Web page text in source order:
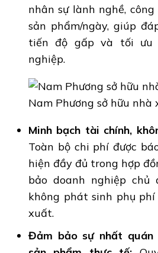
nhân sự lành nghề,
sản phẩm/ngày, giúp
tiến độ gấp và tối ưu
nghiệp.
Nam Phương sở hữu nhà
Minh bạch tài chính,
Toàn bộ chi phí được
hiện đầy đủ trong hợp
bảo doanh nghiệp chủ
không phát sinh phụ
xuất.
Đảm bảo sự nhất